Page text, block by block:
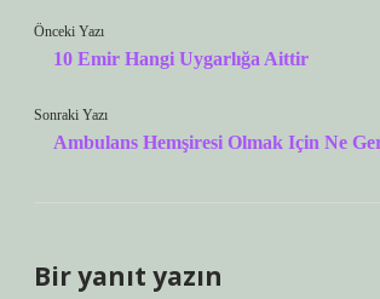
Önceki Yazı
10 Emir Hangi Uygarlığa Aittir
Sonraki Yazı
Ambulans Hemşiresi Olmak Için Ne
Bir yanıt yazın